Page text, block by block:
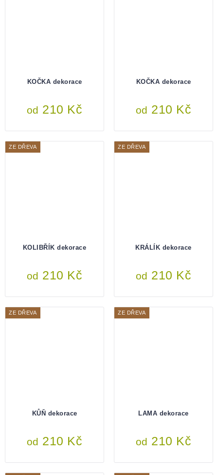
KOČKA dekorace
od 210 Kč
KOČKA dekorace
od 210 Kč
ZE DŘEVA
KOLIBŘÍK dekorace
od 210 Kč
ZE DŘEVA
KRÁLÍK dekorace
od 210 Kč
ZE DŘEVA
KŮŇ dekorace
od 210 Kč
ZE DŘEVA
LAMA dekorace
od 210 Kč